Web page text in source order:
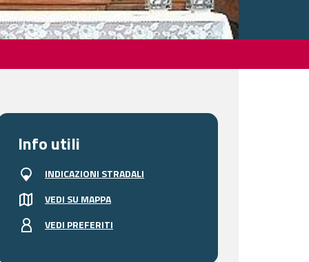
Info utili
INDICAZIONI STRADALI
VEDI SU MAPPA
VEDI PREFERITI